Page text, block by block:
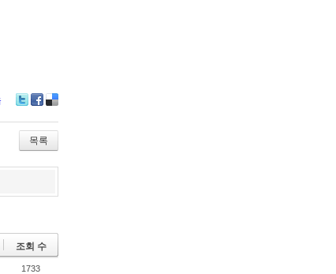
itte ce
bo
ok
lici
ou
s
목록
조회 수
1733